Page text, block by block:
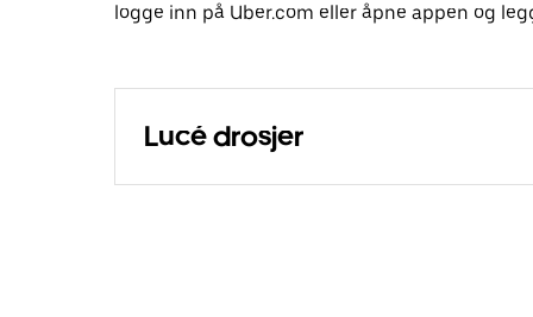
logge inn på Uber.com eller åpne appen og
Lucé drosjer